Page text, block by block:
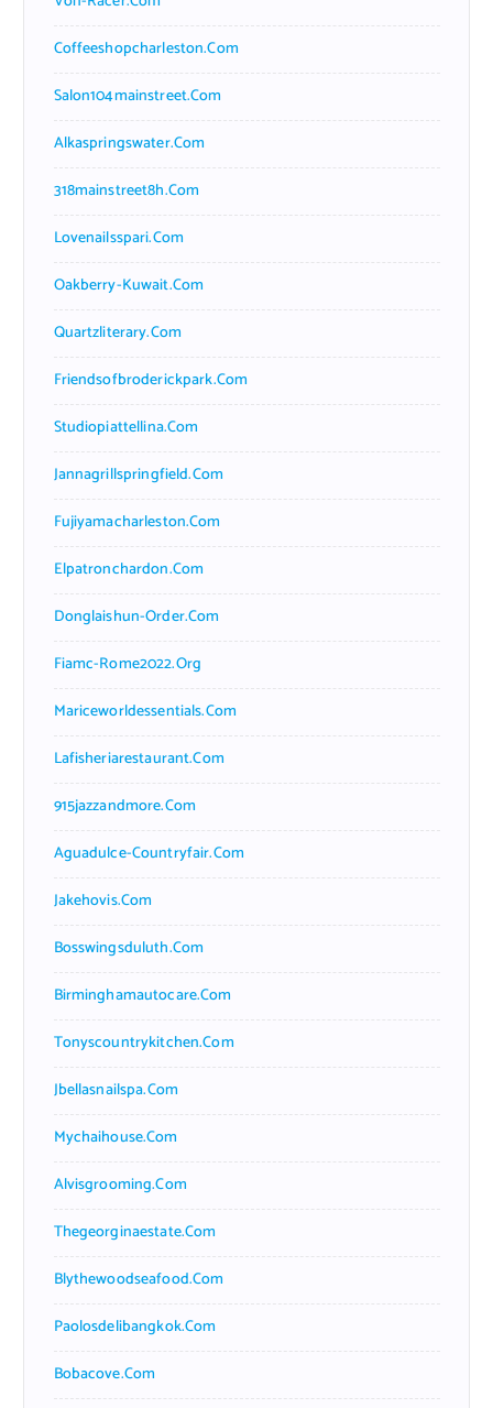
Coffeeshopcharleston.com
Salon104mainstreet.com
Alkaspringswater.com
318mainstreet8h.com
Lovenailsspari.com
Oakberry-Kuwait.com
Quartzliterary.com
Friendsofbroderickpark.com
Studiopiattellina.com
Jannagrillspringfield.com
Fujiyamacharleston.com
Elpatronchardon.com
Donglaishun-Order.com
Fiamc-Rome2022.org
Mariceworldessentials.com
Lafisheriarestaurant.com
915jazzandmore.com
Aguadulce-Countryfair.com
Jakehovis.com
Bosswingsduluth.com
Birminghamautocare.com
Tonyscountrykitchen.com
Jbellasnailspa.com
Mychaihouse.com
Alvisgrooming.com
Thegeorginaestate.com
Blythewoodseafood.com
Paolosdelibangkok.com
Bobacove.com